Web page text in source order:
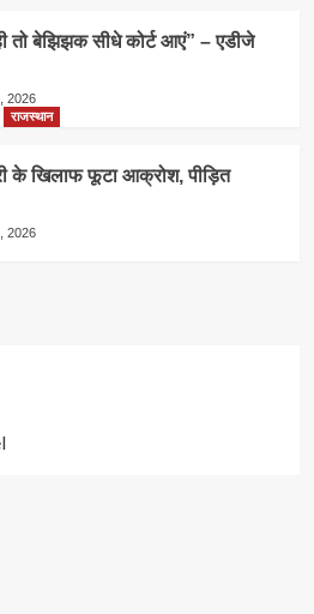
तो बेझिझक सीधे कोर्ट आएं” – एडीजे
2026
राजस्थान
के खिलाफ फूटा आक्रोश, पीड़ित
2026